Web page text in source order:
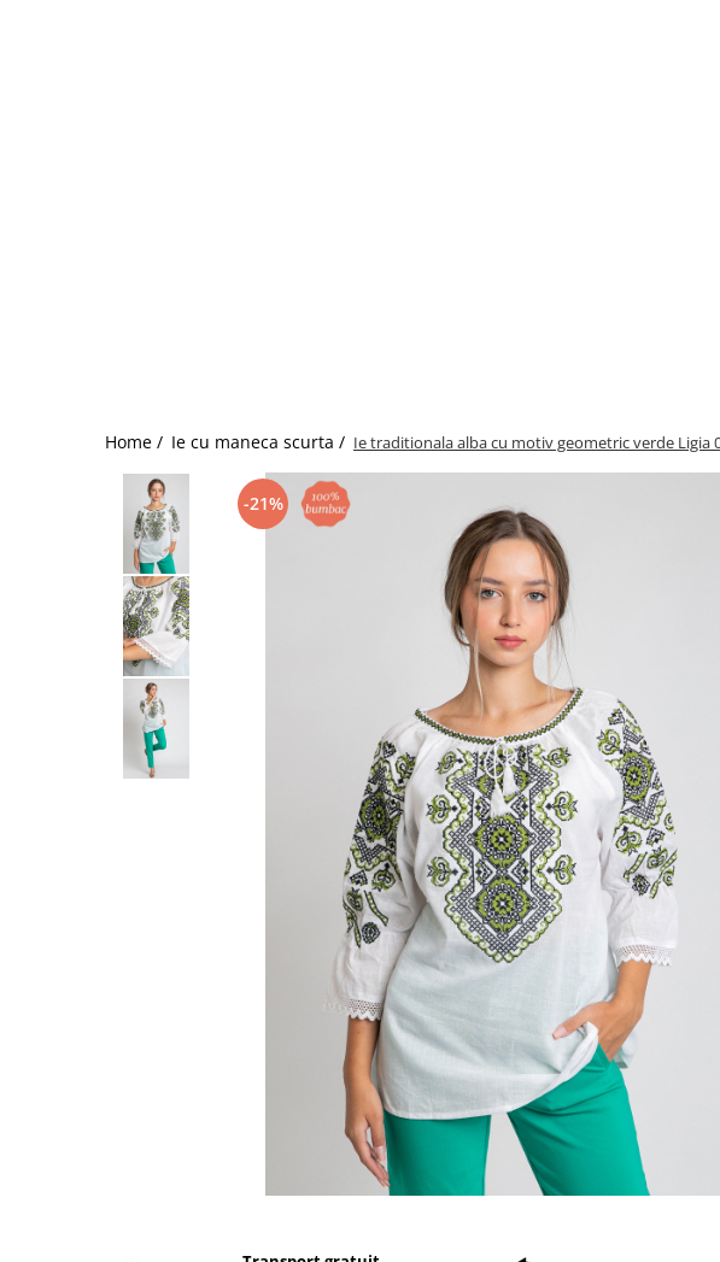
Home / Ie cu maneca scurta / Ie traditionala alba cu motiv geometric verde Ligia
-21%